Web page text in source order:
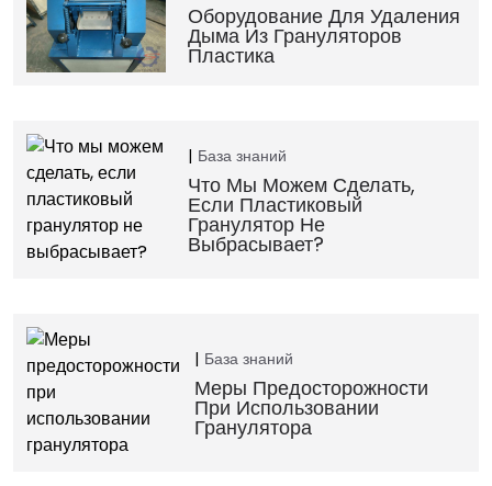
Оборудование Для Удаления
Дыма Из Грануляторов
Пластика
База знаний
Что Мы Можем Сделать,
Если Пластиковый
Гранулятор Не
Выбрасывает?
База знаний
Меры Предосторожности
При Использовании
Гранулятора